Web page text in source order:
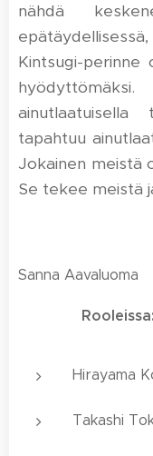
nähdä
Kintsugi-
tapahtuu
Jokainen meistä
Se tekee meistä
Sanna Aavaluoma
Rooleissa:
Hirayama
Takashi